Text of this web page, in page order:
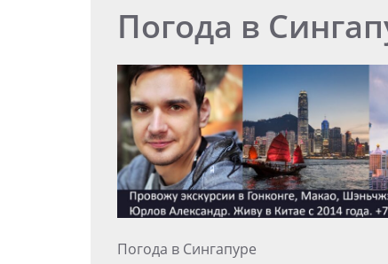
Погода в
Погода в Сингапуре